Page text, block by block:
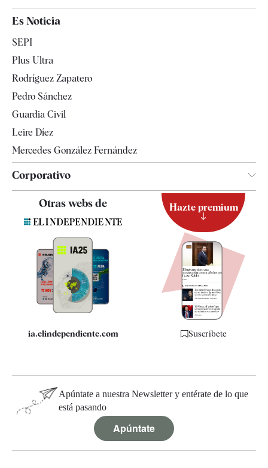
España
Televisión
Es Noticia
SEPI
Plus Ultra
Rodríguez Zapatero
Pedro Sánchez
Guardia Civil
Leire Díez
Mercedes González Fernández
Corporativo
Contacto
Quiénes somos
Especificaciones
Otras webs de
ia.elindependiente.com
Hazte premium
Suscríbete
Apúntate a nuestra Newsletter y entérate de lo que
está pasando
Apúntate